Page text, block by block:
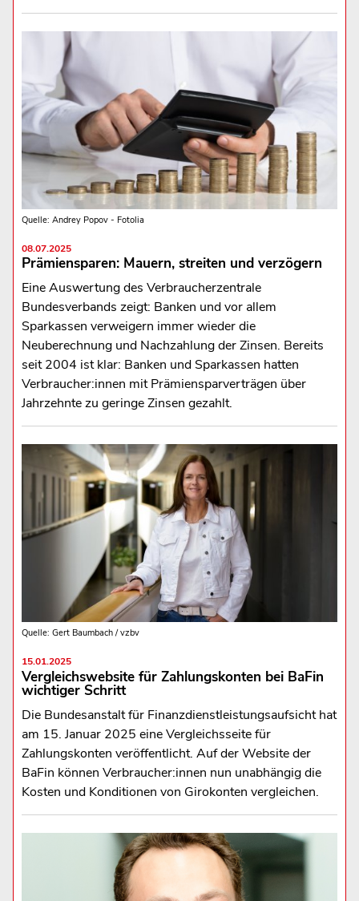
Quelle: Andrey Popov - Fotolia
08.07.2025
Prämiensparen: Mauern, streiten und verzögern
Eine Auswertung des Verbraucherzentrale
Bundesverbands zeigt: Banken und vor allem
Sparkassen verweigern immer wieder die
Neuberechnung und Nachzahlung der Zinsen. Bereits
seit 2004 ist klar: Banken und Sparkassen hatten
Verbraucher:innen mit Prämiensparverträgen über
Jahrzehnte zu geringe Zinsen gezahlt.
Quelle: Gert Baumbach / vzbv
15.01.2025
Vergleichswebsite für Zahlungskonten bei BaFin
wichtiger Schritt
Die Bundesanstalt für Finanzdienstleistungsaufsicht hat
am 15. Januar 2025 eine Vergleichsseite für
Zahlungskonten veröffentlicht. Auf der Website der
BaFin können Verbraucher:innen nun unabhängig die
Kosten und Konditionen von Girokonten vergleichen.